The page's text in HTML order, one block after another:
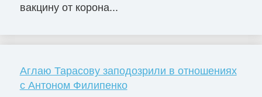
вакцину от корона...
Аглаю Тарасову заподозрили в отношениях
с Антоном Филипенко